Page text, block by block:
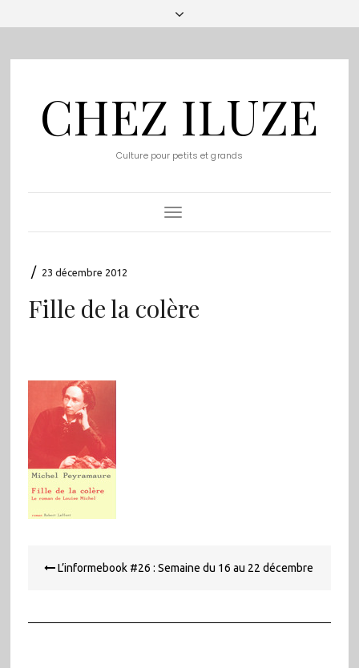
CHEZ ILUZE
Culture pour petits et grands
Toggle
Navigation
/ 23 décembre 2012
Fille de la colère
de L’informebook #26 : Semaine du 16 au 22 décembre